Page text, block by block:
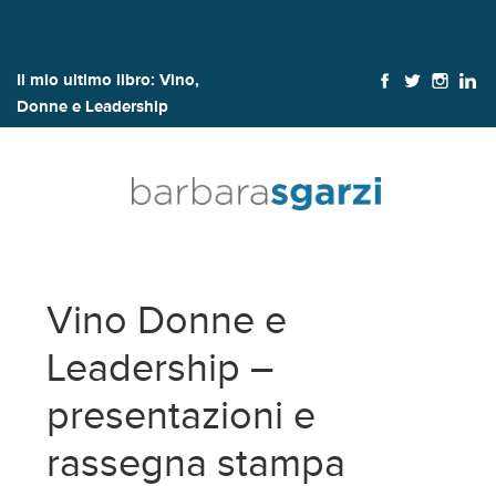
Il mio ultimo libro: Vino,
Donne e Leadership
Vino Donne e
Leadership –
presentazioni e
rassegna stampa